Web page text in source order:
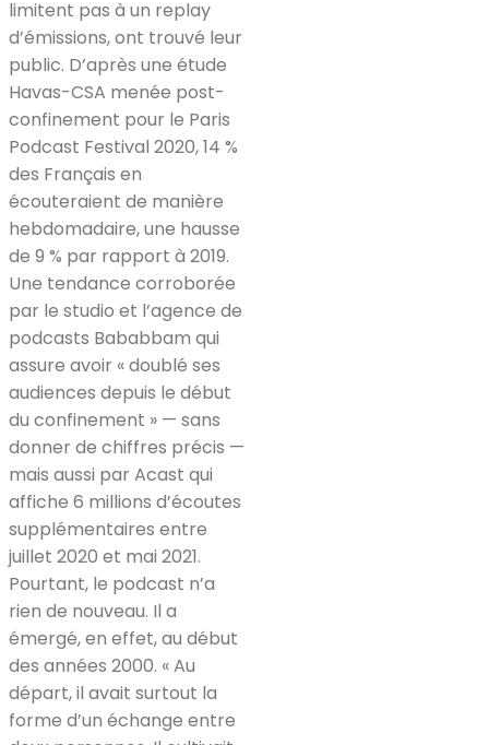
limitent pas à un replay
d’émissions, ont trouvé leur
public. D’après une étude
Havas-CSA menée post-
confinement pour le Paris
Podcast Festival 2020, 14 %
des Français en
écouteraient de manière
hebdomadaire, une hausse
de 9 % par rapport à 2019.
Une tendance corroborée
par le studio et l’agence de
podcasts Bababbam qui
assure avoir « doublé ses
audiences depuis le début
du confinement » — sans
donner de chiffres précis —
mais aussi par Acast qui
affiche 6 millions d’écoutes
supplémentaires entre
juillet 2020 et mai 2021.
Pourtant, le podcast n’a
rien de nouveau. Il a
émergé, en effet, au début
des années 2000. « Au
départ, il avait surtout la
forme d’un échange entre